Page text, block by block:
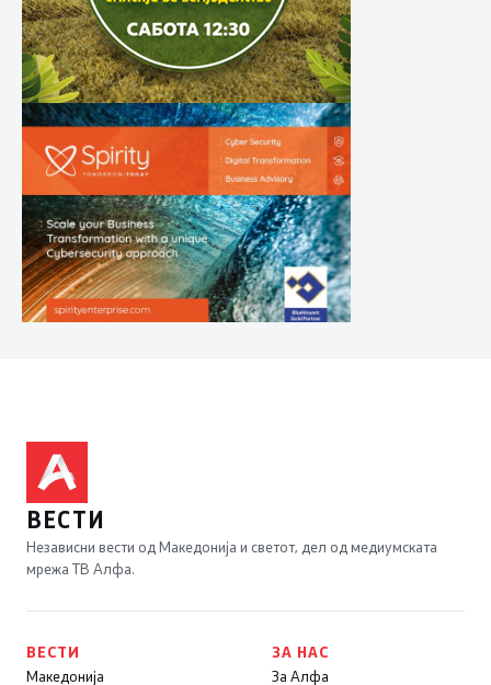
ВЕСТИ
Независни вести од Македонија и светот, дел од медиумската
мрежа ТВ Алфа.
ВЕСТИ
Македонија
ЗА НАС
За Алфа